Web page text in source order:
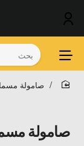
بحث
صامولة
صامولة